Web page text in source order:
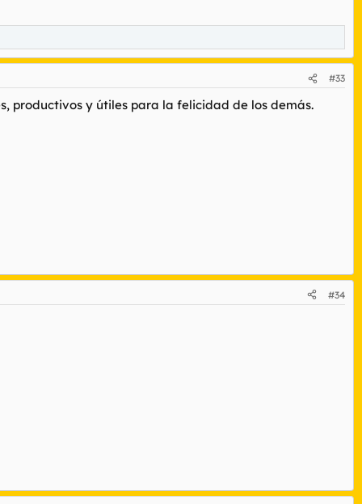
#33
productivos y útiles para la felicidad de los demás.
#34